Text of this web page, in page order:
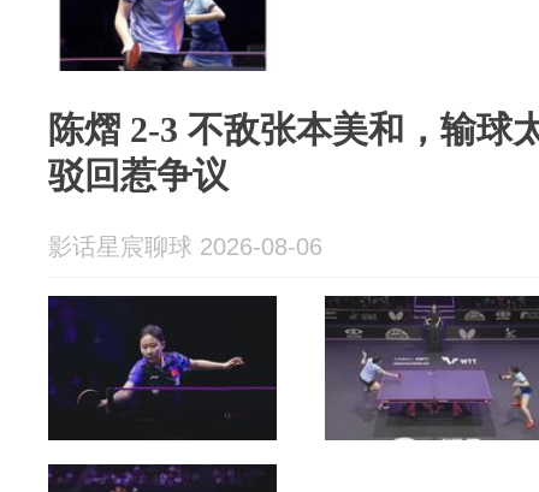
陈熠 2‑3 不敌张本美和，输球
驳回惹争议
影话星宸聊球 2026-08-06